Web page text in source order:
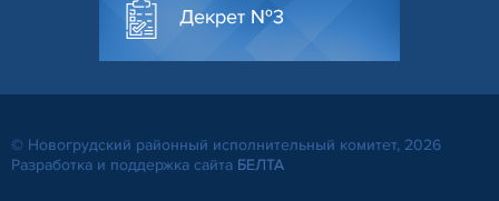
Декрет №3
© Новогрудский районный исполнительный комитет, 2026
Разработка и поддержка сайта БЕЛТА